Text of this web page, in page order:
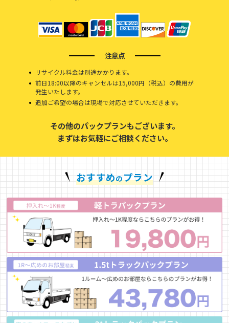
注意点
リサイクル料金は別途かかります。
前日18:00以降のキャンセルは15,000円（税込）の費用が
発生いたします。
追加ご希望の場合は現場で対応させていただきます。
その他のパックプランもございます。
まずはお気軽にご相談ください。
おすすめのプラン